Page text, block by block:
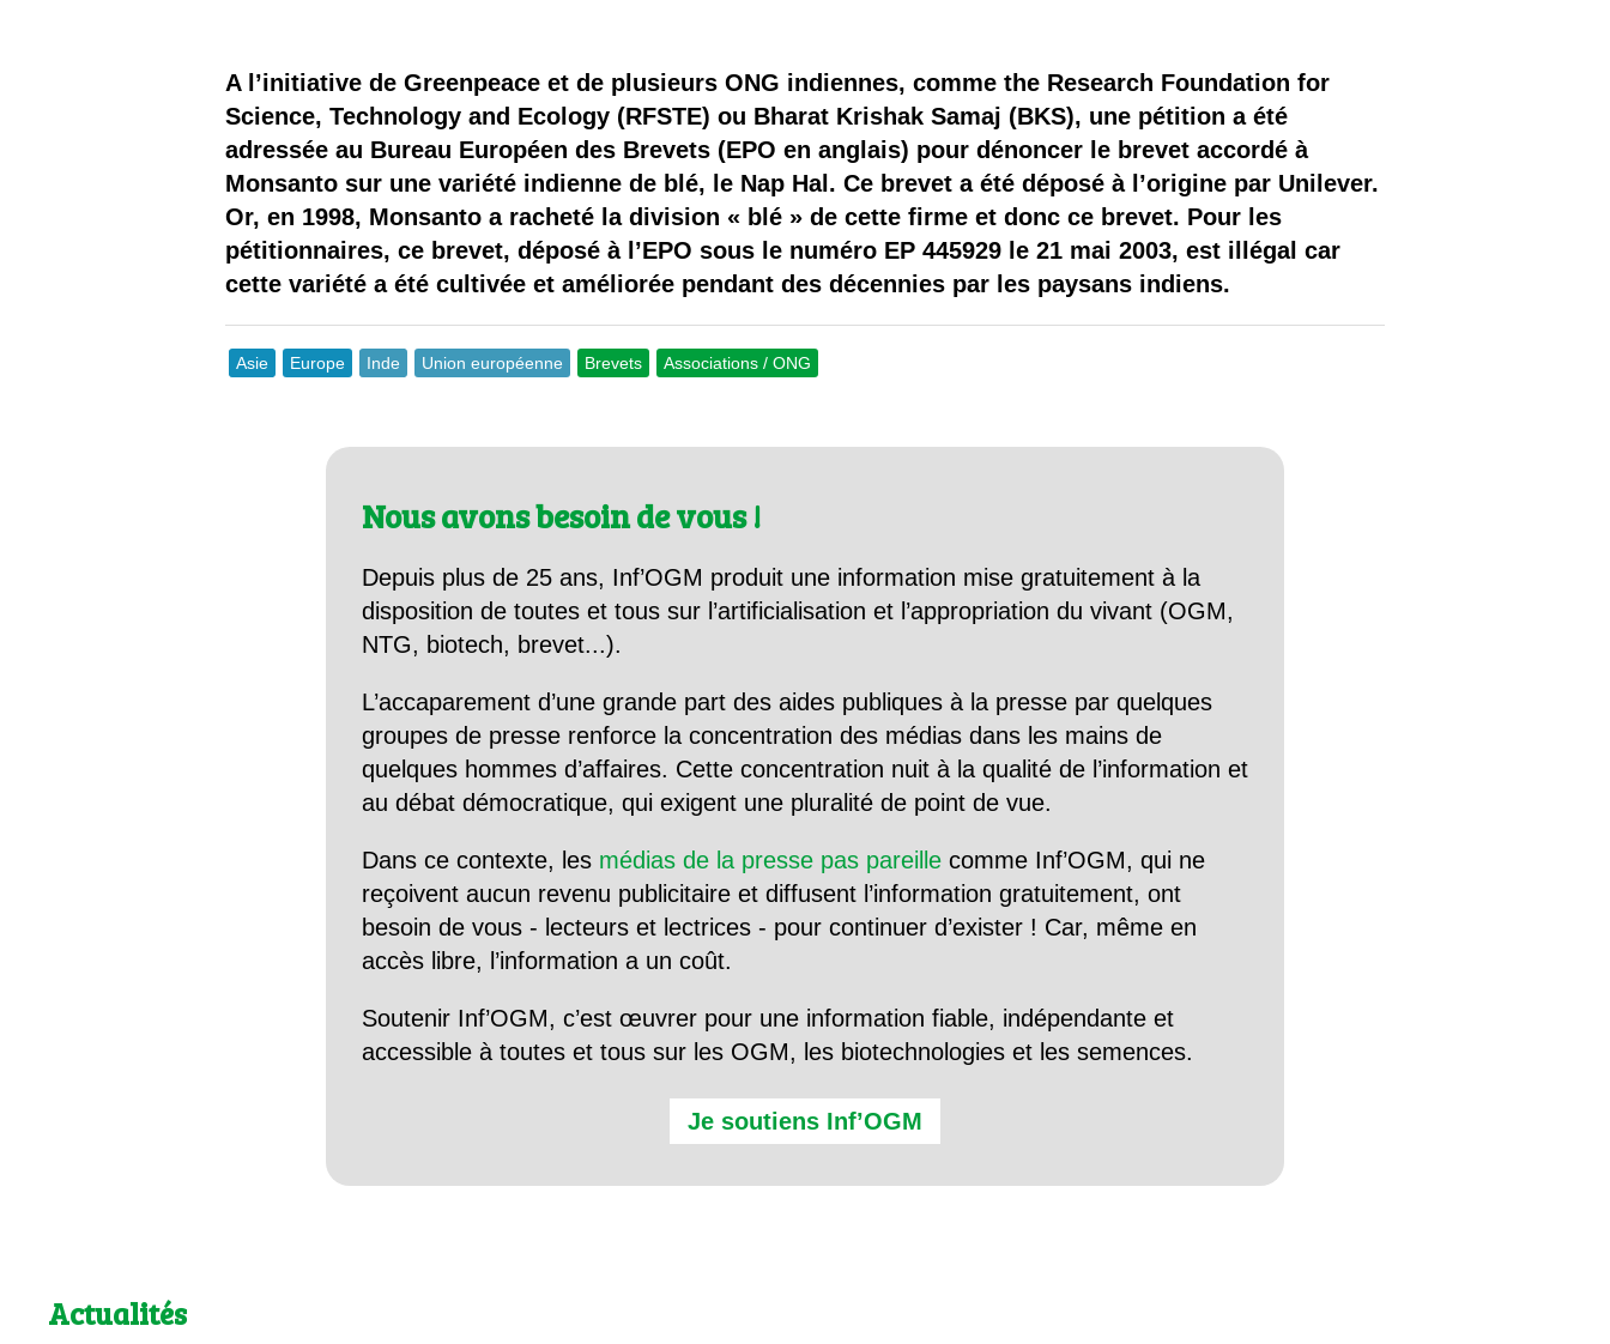
Il y a semence…. et semence
Quels sont les avantages et les inconvénients des OGM ?
A l’initiative de Greenpeace et de plusieurs ONG indiennes, comme the Research Foundation for
Science, Technology and Ecology (RFSTE) ou Bharat Krishak Samaj (BKS), une pétition a été
adressée au Bureau Européen des Brevets (EPO en anglais) pour dénoncer le brevet accordé à
Monsanto sur une variété indienne de blé, le Nap Hal. Ce brevet a été déposé à l’origine par Unilever.
Or, en 1998, Monsanto a racheté la division « blé » de cette firme et donc ce brevet. Pour les
pétitionnaires, ce brevet, déposé à l’EPO sous le numéro EP 445929 le 21 mai 2003, est illégal car
cette variété a été cultivée et améliorée pendant des décennies par les paysans indiens.
Asie Europe Inde Union européenne Brevets Associations / ONG
Nous avons besoin de vous !
Depuis plus de 25 ans, Inf’OGM produit une information mise gratuitement à la
disposition de toutes et tous sur l’artificialisation et l’appropriation du vivant (OGM,
NTG, biotech, brevet...).
L’accaparement d’une grande part des aides publiques à la presse par quelques
groupes de presse renforce la concentration des médias dans les mains de
quelques hommes d’affaires. Cette concentration nuit à la qualité de l’information et
au débat démocratique, qui exigent une pluralité de point de vue.
Dans ce contexte, les médias de la presse pas pareille comme Inf’OGM, qui ne
reçoivent aucun revenu publicitaire et diffusent l’information gratuitement, ont
besoin de vous - lecteurs et lectrices - pour continuer d’exister ! Car, même en
accès libre, l’information a un coût.
Soutenir Inf’OGM, c’est œuvrer pour une information fiable, indépendante et
accessible à toutes et tous sur les OGM, les biotechnologies et les semences.
Je soutiens Inf’OGM
Actualités